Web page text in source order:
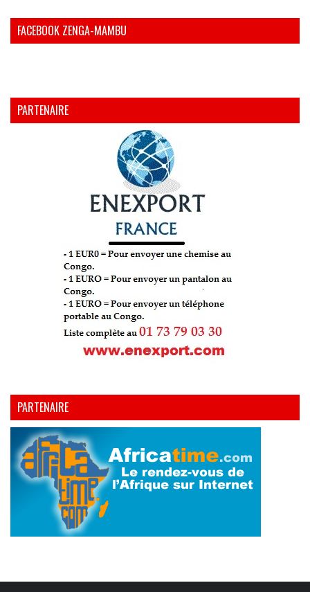
FACEBOOK ZENGA-MAMBU
PARTENAIRE
PARTENAIRE